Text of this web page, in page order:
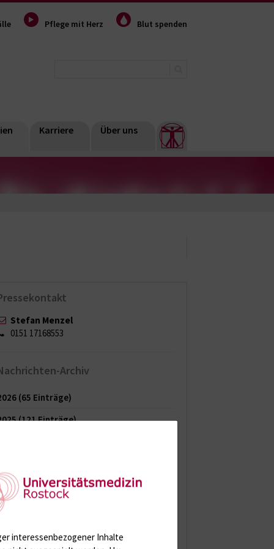
Pflege mit Herz Blut spenden
Karriere Über uns
Stefan Menzel
0151 17168553
Archiv
(65 Einträge)
(121 Einträge)
(150 Einträge)
interessenbezogener Inhalte